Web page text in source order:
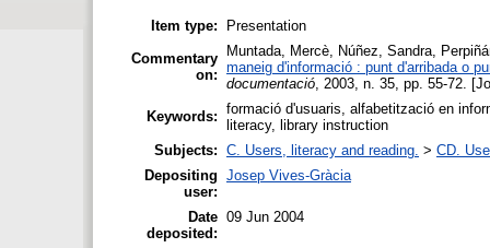
Item type:
Presentation
Commentary
on:
Muntada, Mercè Núñez, Sandra
maneig d'informació : punt d'arribada o
documentació , 2003, n. 35, pp. 55-72.
Keywords: formació d'usuaris, alfabetització en
literacy, library instruction
Subjects: C. Users, literacy and reading. > CD.
Depositing
user:
Josep Vives-Gràcia
Date
deposited:
09 Jun 2004